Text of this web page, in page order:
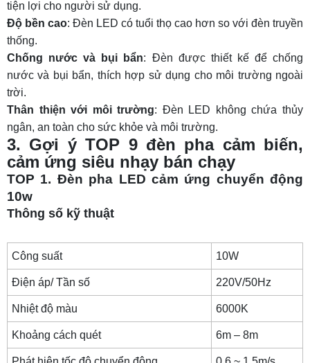
tiện lợi cho người sử dụng.
Độ bền cao: Đèn LED có tuổi thọ cao hơn so với đèn truyền
thống.
Chống nước và bụi bẩn: Đèn được thiết kế để chống
nước và bụi bẩn, thích hợp sử dụng cho môi trường ngoài
trời.
Thân thiện với môi trường: Đèn LED không chứa thủy
ngân, an toàn cho sức khỏe và môi trường.
3. Gợi ý TOP 9 đèn pha cảm biến,
cảm ứng siêu nhạy bán chạy
TOP 1. Đèn pha LED cảm ứng chuyển động
10w
Thông số kỹ thuật
Công suất 10W
Điện áp/ Tần số 220V/50Hz
Nhiệt độ màu 6000K
Khoảng cách quét 6m – 8m